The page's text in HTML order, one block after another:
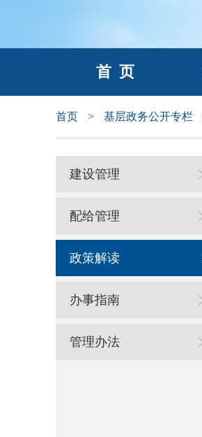
首 页
首页 > 基层政务公开专栏
建设管理
配给管理
政策解读
办事指南
管理办法